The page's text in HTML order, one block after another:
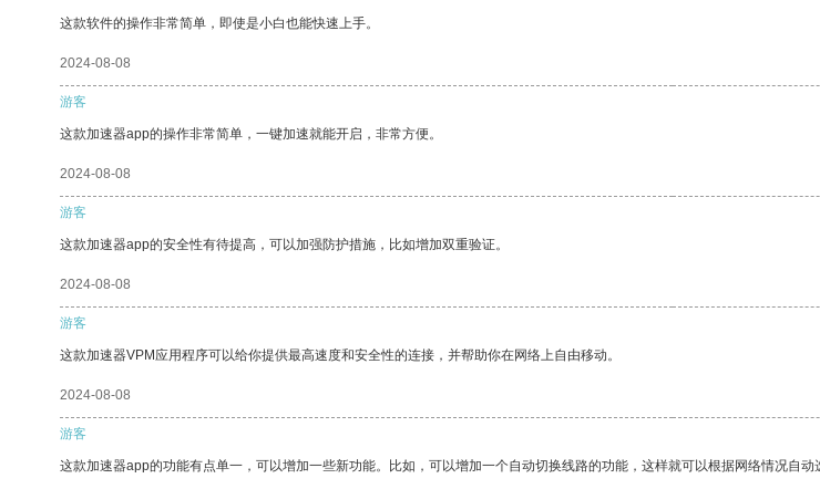
这款软件的操作非常简单，即使是小白也能快速上手。
2024-08-08
游客
这款加速器app的操作非常简单，一键加速就能开启，非常方便。
2024-08-08
游客
这款加速器app的安全性有待提高，可以加强防护措施，比如增加双重验证。
2024-08-08
游客
这款加速器VPM应用程序可以给你提供最高速度和安全性的连接，并帮助你在网络上自由移动。
2024-08-08
游客
这款加速器app的功能有点单一，可以增加一些新功能。比如，可以增加一个自动切换线路的功能，这样就可以根据网络情况自动